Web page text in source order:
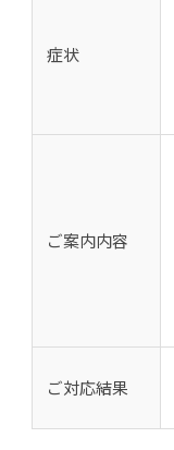
症状
ご案内内容
ご対応結果